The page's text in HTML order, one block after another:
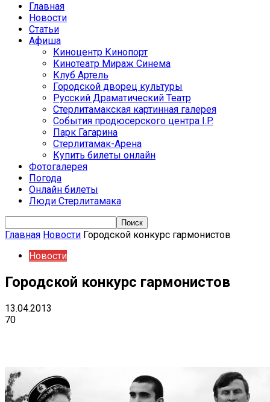
Главная
Новости
Статьи
Афиша
Киноцентр Кинопорт
Кинотеатр Мираж Синема
Клуб Артель
Городской дворец культуры
Русский Драматический Театр
Стерлитамакская картинная галерея
События продюсерского центра I.P.
Парк Гагарина
Стерлитамак-Арена
Купить билеты онлайн
Фотогалерея
Погода
Онлайн билеты
Люди Стерлитамака
Главная Новости Городской конкурс гармонистов
Новости
Городской конкурс гармонистов
13.04.2013
70